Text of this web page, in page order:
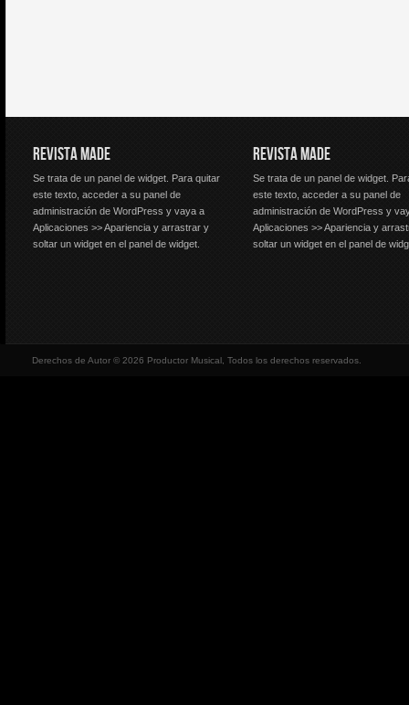
REVISTA MADE
Se trata de un panel de widget. Para quitar
este texto, acceder a su panel de
administración de WordPress y vaya a
Aplicaciones >> Apariencia y arrastrar y
soltar un widget en el panel de widget.
REVISTA MADE
Se trata de un panel de widget.
este texto, acceder a su panel de
administración de WordPress y
Aplicaciones >> Apariencia y
soltar un widget en el panel de
Derechos de Autor © 2026 Productor Musical, Todos los derechos reservados.